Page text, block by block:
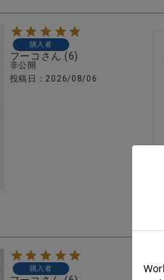
購入者
フーコ 6
非公開
投稿日
2026/08/06
購入者